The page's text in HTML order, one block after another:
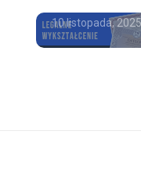
10 listopada, 2025